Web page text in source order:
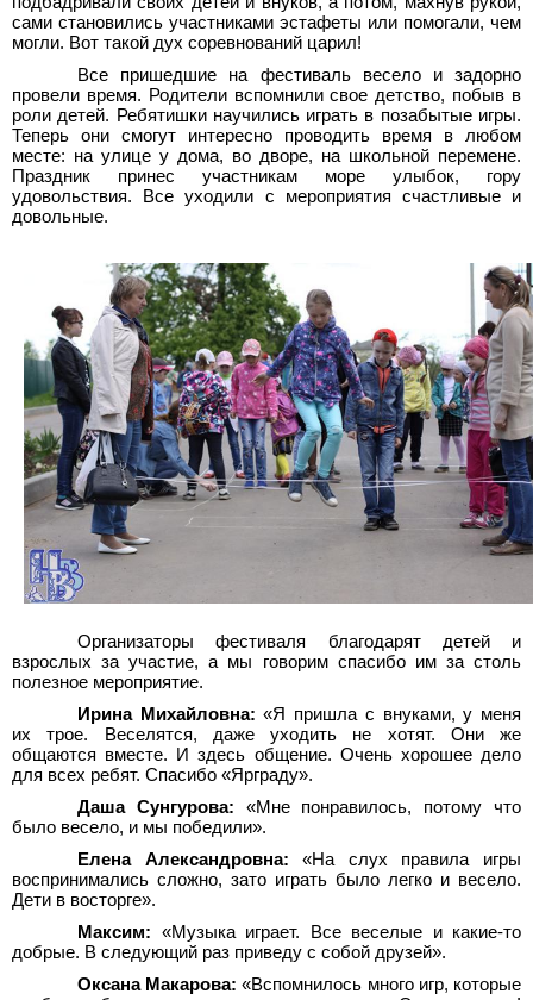
сами становились участниками эстафеты или помогали, чем
могли. Вот такой дух соревнований царил!
Все пришедшие на фестиваль весело и задорно
провели время. Родители вспомнили свое детство, побыв в
роли детей. Ребятишки научились играть в позабытые игры.
Теперь они смогут интересно проводить время в любом
месте: на улице у дома, во дворе, на школьной перемене.
Праздник принес участникам море улыбок, гору
удовольствия. Все уходили с мероприятия счастливые и
довольные.
Организаторы фестиваля благодарят детей и
взрослых за участие, а мы говорим спасибо им за столь
полезное мероприятие.
Ирина Михайловна:«Я пришла с внуками, у меня
их трое. Веселятся, даже уходить не хотят. Они же
общаются вместе. И здесь общение. Очень хорошее дело
для всех ребят. Спасибо «Ярграду».
Даша Сунгурова: «Мне понравилось, потому что
было весело, и мы победили».
Елена Александровна:«На слух правила игры
воспринимались сложно, зато играть было легко и весело.
Дети в восторге».
Максим: «Музыка играет. Все веселые и какие-то
добрые. В следующий раз приведу с собой друзей».
Оксана Макарова:«Вспомнилось много игр, которые